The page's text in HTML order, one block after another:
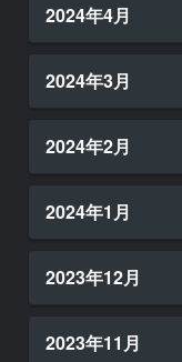
2024年4月
2024年3月
2024年2月
2024年1月
2023年12月
2023年11月